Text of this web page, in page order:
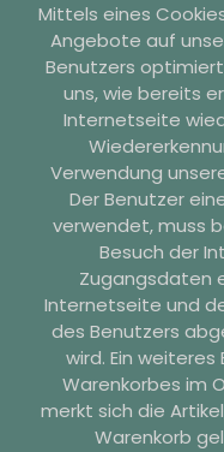
Mittels eines
Angebote auf
Benutzers
uns, wie bereits
Internetseite
Verwendung
Der Benutzer
verwendet, muss
Besuch der
Zugangsdaten
Internetseite und
des Benutzers
wird. Ein
Warenkorbes im
merkt sich die
Warenkorb